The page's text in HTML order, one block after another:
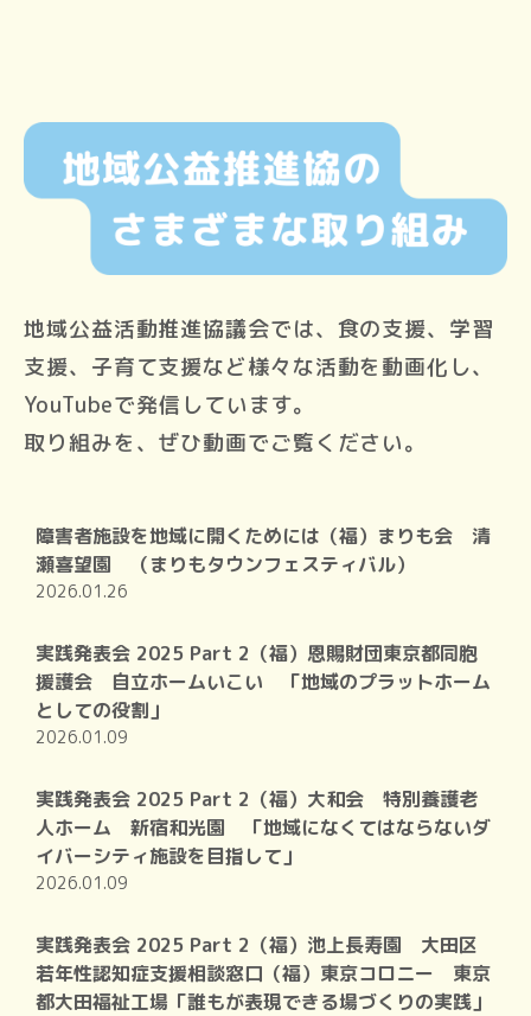
地域公益活動推進協議会では、食の支援、学習
支援、子育て支援など様々な活動を動画化し、
YouTubeで発信しています。
取り組みを、ぜひ動画でご覧ください。
障害者施設を地域に開くためには（福）まりも会 清
瀬喜望園 （まりもタウンフェスティバル）
2026.01.26
実践発表会 2025 Part 2（福）恩賜財団東京都同胞
援護会 自立ホームいこい 「地域のプラットホーム
としての役割」
2026.01.09
実践発表会 2025 Part 2（福）大和会 特別養護老
人ホーム 新宿和光園 「地域になくてはならないダ
イバーシティ施設を目指して」
2026.01.09
実践発表会 2025 Part 2（福）池上長寿園 大田区
若年性認知症支援相談窓口（福）東京コロニー 東京
都大田福祉工場「誰もが表現できる場づくりの実践」